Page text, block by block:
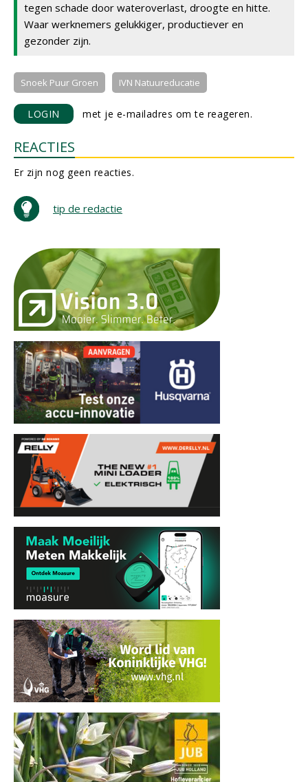
tegen schade door wateroverlast, droogte en hitte.
Waar werknemers gelukkiger, productiever en
gezonder zijn.
Snoek Puur Groen IVN Natuureducatie
LOGIN met je e-mailadres om te reageren.
REACTIES
Er zijn nog geen reacties.
tip de redactie